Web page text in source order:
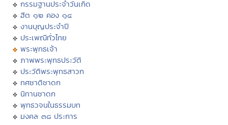
กรรมฐานประจำวันเกิด
ฮีต ๑๒ คอง ๑๔
งานบุญประจำปี
ประเพณีทั่วไทย
พระพุทธเจ้า
ภาพพระพุทธประวัติ
ประวัติพระพุทธสาวก
ทศชาติชาดก
นิทานชาดก
พุทธวจนในธรรมบท
มงคล ๓๘ ประการ